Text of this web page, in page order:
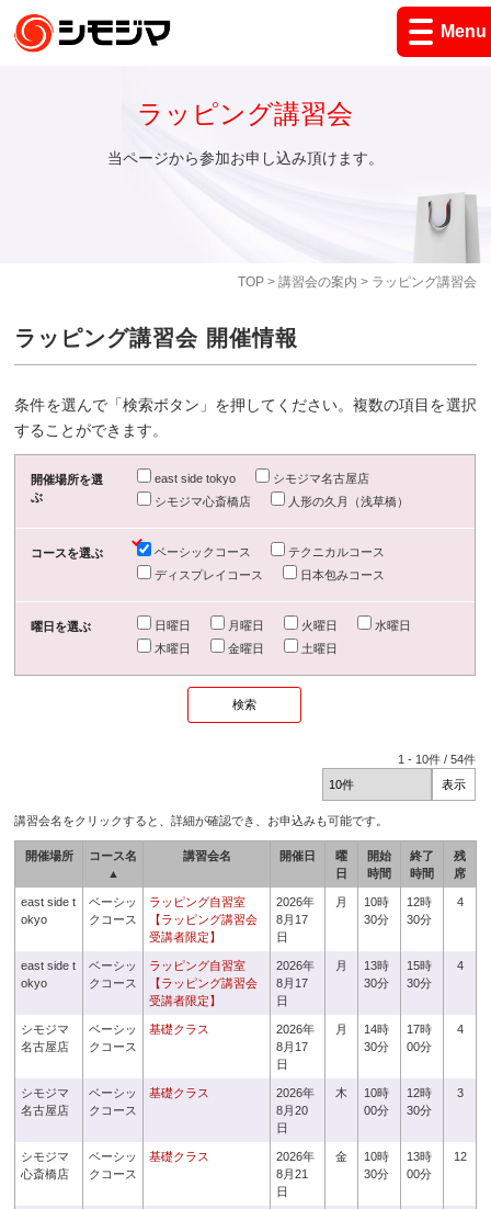
Menu
TOP> 講習会の案内 > ラッピング講習会
ラッピング講習会
当ページから参加お申し込み頂けます。
ラッピング講習会 開催情報
条件を選んで「検索ボタン」を押してください。複数の項目を選択
することができます。
開催場所を選
ぶ
east side tokyo
シモジマ名古屋店
シモジマ心斎橋店
人形の久月（浅草橋）
コースを選ぶ ベーシックコース
テクニカルコース
ディスプレイコース
日本包みコース
曜日を選ぶ 日曜日 月曜日 火曜日
水曜日
木曜日
金曜日 土曜日
1 - 10件 /54件
講習会名をクリックすると、詳細が確認でき、お申込みも可能です。
開催場所
コース名
▲
講習会名 開催日
曜
日
開始
時間
終了
時間
残
席
east side t
okyo
ベーシッ
クコース
ラッピング自習室
【ラッピング講習会
受講者限定】
2026年
8月17
日
月
10時
30分
12時
30分
4
east side t
okyo
ベーシッ
クコース
ラッピング自習室
【ラッピング講習会
受講者限定】
2026年
8月17
日
月
13時
30分
15時
30分
4
シモジマ
名古屋店
ベーシッ
クコース
基礎クラス
2026年
8月17
日
月
14時
30分
17時
00分
4
シモジマ
名古屋店
ベーシッ
クコース
基礎クラス
2026年
8月20
日
木
10時
00分
12時
30分
3
シモジマ
心斎橋店
ベーシッ
クコース
基礎クラス
2026年
8月21
日
金
10時
30分
13時
00分
12